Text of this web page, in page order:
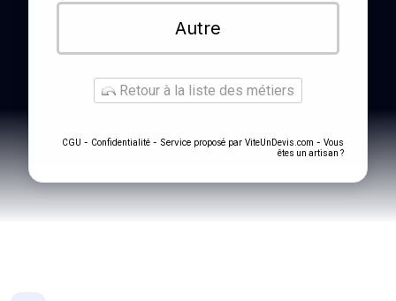
Autre
Retour à la liste des métiers
CGU - Confidentialité - Service proposé par ViteUnDevis.com - Vous
êtes un artisan ?